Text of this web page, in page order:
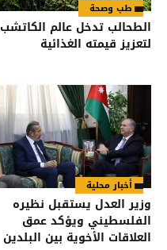
طب وصحة
الطحالب تدخل عالم الكاتشب
لتعزيز قيمته الغذائية
أخبار محلية
وزير العدل يستقبل نظيره
الفلسطيني ويؤكد عمق
العلاقات الأخوية بين البلدين